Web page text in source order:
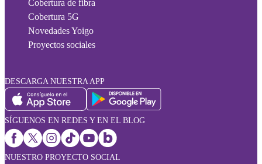
Cobertura de fibra
Cobertura 5G
Novedades Yoigo
Proyectos sociales
DESCARGA NUESTRA APP
SÍGUENOS EN REDES Y EN EL BLOG
NUESTRO PROYECTO SOCIAL